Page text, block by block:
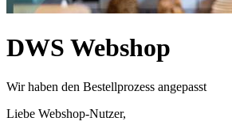
DWS Webshop
Wir haben den Bestellprozess angepasst
Liebe Webshop-Nutzer,